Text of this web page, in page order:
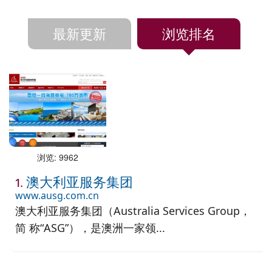
最新更新 浏览排名
浏览: 9962
1. 澳大利亚服务集团
www.ausg.com.cn
澳大利亚服务集团（Australia Services Group，
简 称“ASG”），是澳洲一家领...